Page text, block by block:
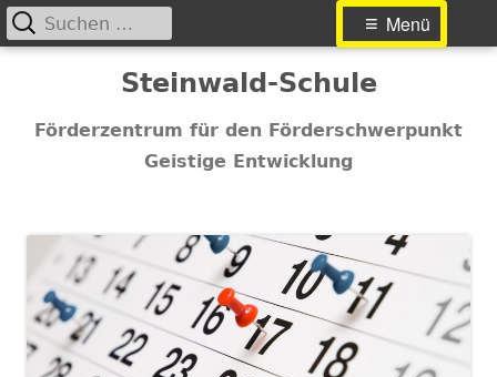
Inhalt
Steinwald-Schule
Förderzentrum für den Förderschwerpunkt
Geistige Entwicklung
Primäres
Menü
Suchen
nach: